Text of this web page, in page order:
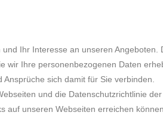
Ihr Interesse an unseren
wir Ihre personenbezogenen Daten
sich damit für Sie verbinden.
und die Datenschutzrichtlinie
auf unseren Webseiten erreichen